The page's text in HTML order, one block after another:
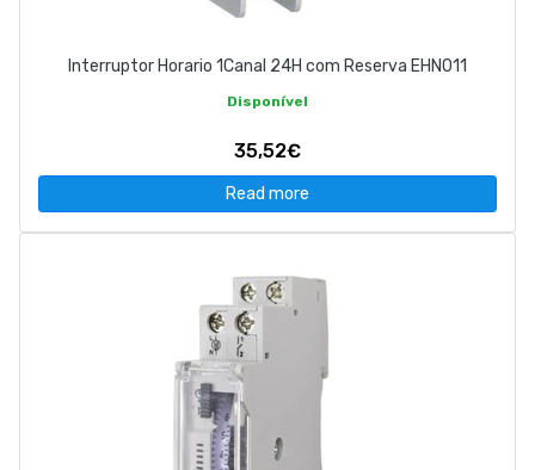
Interruptor Horario 1Canal 24H com Reserva EHN011
Disponível
35,52€
Read more